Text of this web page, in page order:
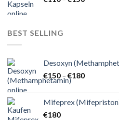
BEST SELLING
Desoxyn
€150 – €180
€180
Mifeprex
€180